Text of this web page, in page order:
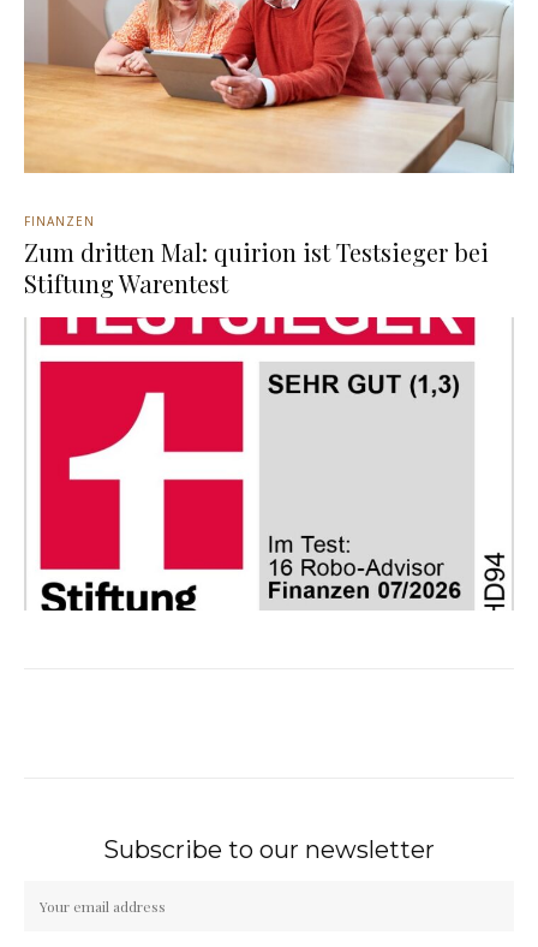
FINANZEN
Zum dritten Mal: quirion ist Testsieger bei
Stiftung Warentest
Subscribe to our newsletter